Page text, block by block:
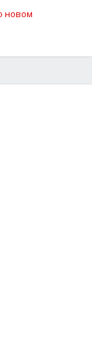
новом